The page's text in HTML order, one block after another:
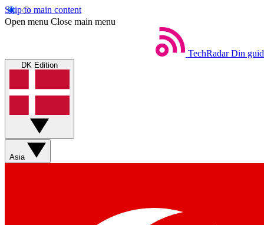
Skip to main content
Open menu Close main menu
TechRadar Din
DK Edition
Asia